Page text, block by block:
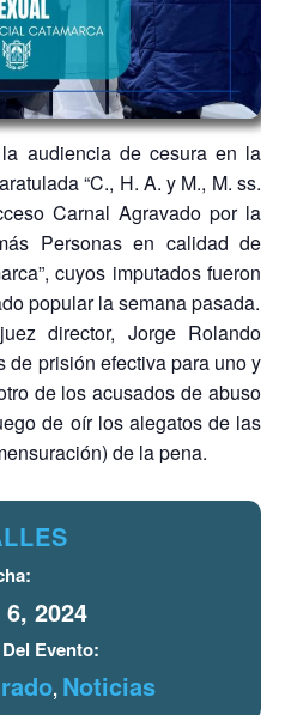
audiencia de cesura en la
“C., H. A. y M., M. ss.
Carnal Agravado por la
Personas en calidad de
cuyos imputados fueron
popular la semana pasada.
director, Jorge Rolando
de prisión efectiva para uno y
de los acusados de abuso
de oír los alegatos de las
de la pena.
2024
Evento:
, Noticias